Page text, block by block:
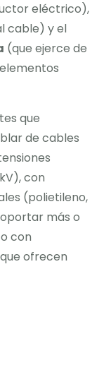
eléctrico),
cable) y el
(que ejerce de
que
de cables
con
(polietileno,
más o
con
ofrecen